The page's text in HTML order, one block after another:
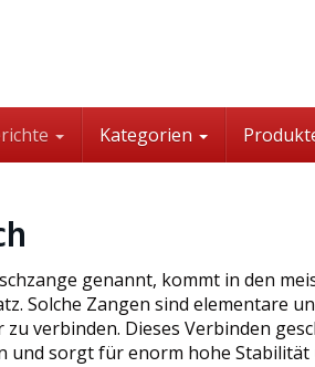
Kategorien
genannt, kommt in den
Solche Zangen sind elementare
verbinden. Dieses Verbinden
und sorgt für enorm hohe